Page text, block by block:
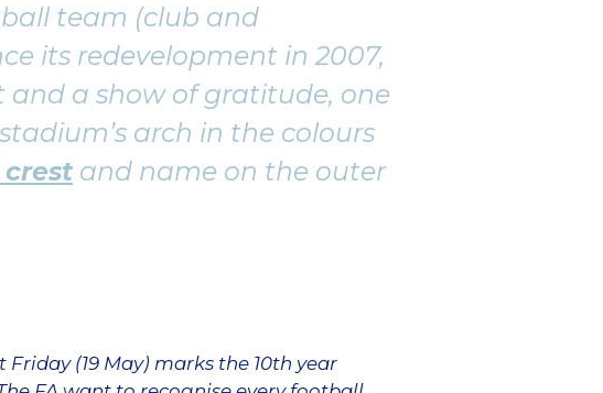
team (club and
its redevelopment in 2007,
a show of gratitude, one
arch in the colours
and name on the outer
(19 May) marks the 10th year